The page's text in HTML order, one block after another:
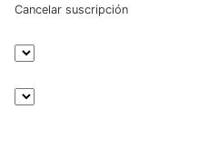
Cancelar suscripción